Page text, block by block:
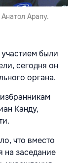
Арапу.
были
сегодня он
органа.
Канду,
что вместо
на заседание